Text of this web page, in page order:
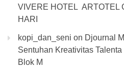
VIVERE HOTEL ARTOTEL
HARI
kopi_dan_seni on Djournal
Sentuhan Kreativitas
Blok M